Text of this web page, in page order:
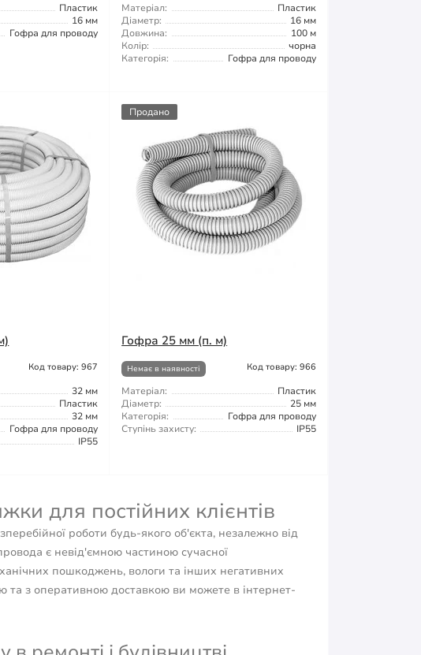
Пластик
16 мм
Гофра для проводу
Матеріал:
Пластик
Діаметр:
16 мм
Довжина:
100 м
Колір:
чорна
Категорія:
Гофра для проводу
Код товару: 967
32 мм
Пластик
32 мм
Гофра для проводу
IP55
Продано
Гофра 25 мм (п. м)
Немає в наявності Код товару: 966
Матеріал:
Пластик
Діаметр:
25 мм
Категорія:
Гофра для проводу
Ступінь захисту:
IP55
для постійних клієнтів
роботи будь-якого об'єкта, незалежно від
є невід'ємною частиною сучасної
пошкоджень, вологи та інших негативних
та з оперативною доставкою ви можете в інтернет-